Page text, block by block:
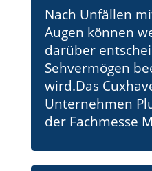
Nach Unfällen
Augen können
darüber
Sehvermögen
wird.Das
Unternehmen
der Fachmesse